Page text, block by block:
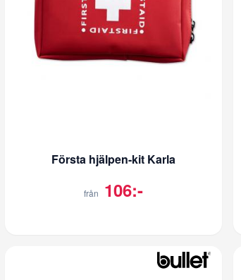
Första hjälpen-kit Karla
från 106:-